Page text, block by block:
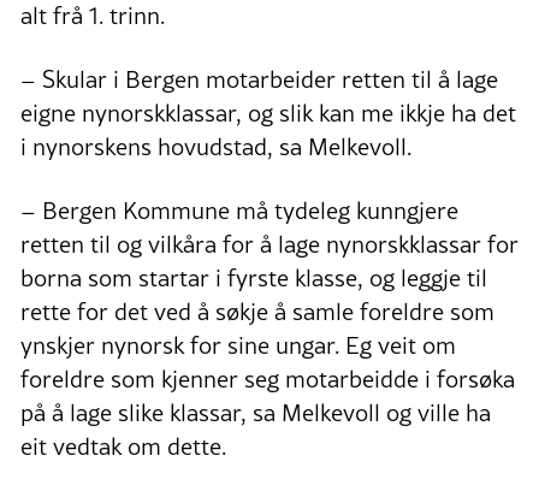
alt frå 1. trinn.
– Skular i Bergen motarbeider retten til å lage
eigne nynorskklassar, og slik kan me ikkje ha det
i nynorskens hovudstad, sa Melkevoll.
– Bergen Kommune må tydeleg kunngjere
retten til og vilkåra for å lage nynorskklassar for
borna som startar i fyrste klasse, og leggje til
rette for det ved å søkje å samle foreldre som
ynskjer nynorsk for sine ungar. Eg veit om
foreldre som kjenner seg motarbeidde i forsøka
på å lage slike klassar, sa Melkevoll og ville ha
eit vedtak om dette.